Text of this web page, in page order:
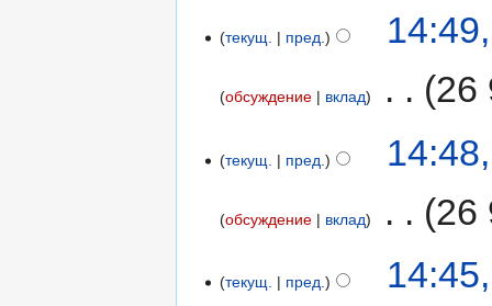
текущ. пред.
обсуждение вклад 26
текущ. пред.
обсуждение вклад 26
текущ. пред.